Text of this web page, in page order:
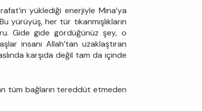
yüklediği enerjiyle Mina’ya
yürüyüş, her tür tıkanmışlıkların
Gide gide gördüğünüz şey, o
insanı Allah’tan uzaklaştıran
karşıda değil tam da içinde
tüm bağların tereddüt etmeden